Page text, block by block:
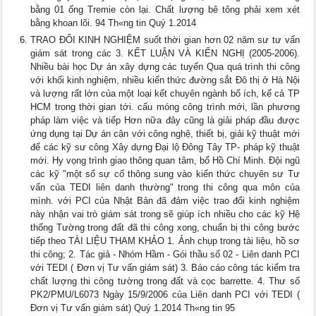
bằng 01 ống Tremie còn lại. Chất lượng bê tông phải xem xét
bằng khoan lõi. 94 Th«ng tin Quý 1.2014
TRAO ĐỔI KINH NGHIỆM suốt thời gian hơn 02 năm sư tư vấn
giám sát trong các 3. KẾT LUẬN VÀ KIẾN NGHỊ (2005-2006).
Nhiều bài học Dự án xây dựng các tuyến Qua quá trình thi công
với khối kinh nghiệm, nhiều kiến thức đường sắt Đô thị ở Hà Nội
và lượng rất lớn của một loại kết chuyên ngành bổ ích, kể cả TP
HCM trong thời gian tới. cấu móng công trình mới, lần phương
pháp làm việc và tiếp Hơn nữa đây cũng là giải pháp đầu được
ứng dụng tại Dự án cận với công nghệ, thiết bị, giải kỹ thuật mới
để các kỹ sư công Xây dựng Đại lộ Đông Tây TP- pháp kỹ thuật
mới. Hy vọng trình giao thông quan tâm, bổ Hồ Chí Minh. Đội ngũ
các kỹ "một số sự cố thông sung vào kiến thức chuyên sư Tư
vấn của TEDI liên danh thường" trong thi công qua môn của
mình. với PCI của Nhật Bản đã đảm việc trao đổi kinh nghiệm
này nhận vai trò giám sát trong sẽ giúp ích nhiều cho các kỹ Hệ
thống Tường trong đất đã thi công xong, chuẩn bị thi công bước
tiếp theo TÀI LIỆU THAM KHẢO 1. Ảnh chụp trong tài liệu, hồ sơ
thi công; 2. Tác giả - Nhóm Hầm - Gói thầu số 02 - Liên danh PCI
với TEDI ( Đơn vị Tư vấn giám sát) 3. Báo cáo công tác kiểm tra
chất lượng thi công tường trong đất và cọc barrette. 4. Thư số
PK2/PMU/L6073 Ngày 15/9/2006 của Liên danh PCI với TEDI (
Đơn vị Tư vấn giám sát) Quý 1.2014 Th«ng tin 95